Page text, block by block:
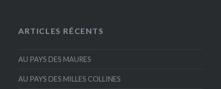
ARTICLES RÉCENTS
AU PAYS DES MAURES
AU PAYS DES MILLES COLLINES